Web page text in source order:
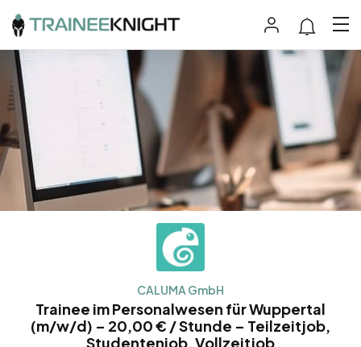
CALUMA GmbH
Trainee im Personalwesen für Wuppertal
(m/w/d) – 20,00 € / Stunde – Teilzeitjob,
Studentenjob, Vollzeitjob